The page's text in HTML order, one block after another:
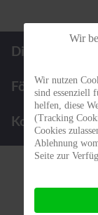
Die BBGN
Förderpreis
Kontakt
Wir
Wir nutzen
sind essenziell
helfen, diese
(Tracking
Cookies
Ablehnung
Seite zur